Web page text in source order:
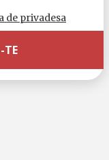
aquest relat a mig
éssers...
de privadesa